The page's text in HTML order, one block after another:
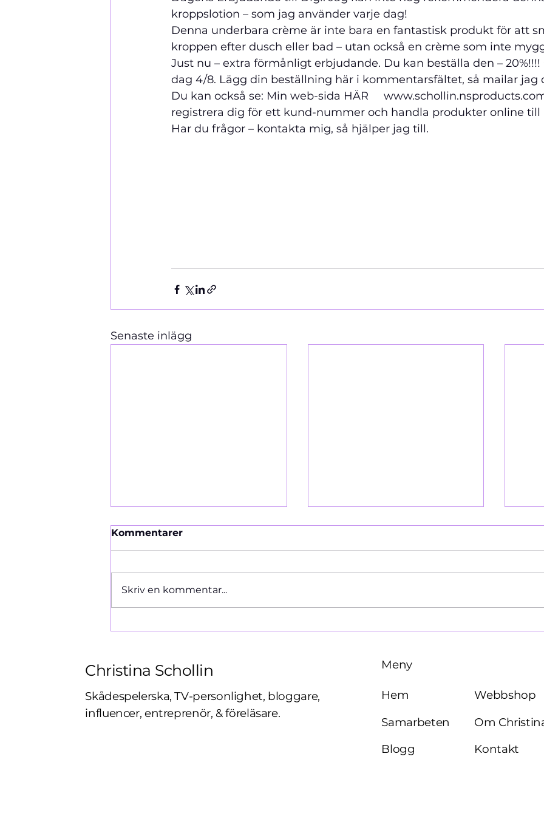
kroppslotion – som jag använder varje dag!
Denna underbara crème är inte bara en fantastisk produkt för att
kroppen efter dusch eller bad – utan också en crème som inte
Just nu – extra förmånligt erbjudande. Du kan beställa den –
dag 4/8. Lägg din beställning här i kommentarsfältet, så
Du kan också se: Min web-sida HÄR
registrera dig för ett kund-nummer och handla produkter online
Har du frågor – kontakta mig, så hjälper jag till.
Senaste inlägg
Kommentarer
Skriv en kommentar...
Christina Schollin
Skådespelerska, TV-personlighet, bloggare,
influencer, entreprenör, & föreläsare.
Meny
Hem
Samarbeten
Blogg
Webbshop
Om
Kontakt